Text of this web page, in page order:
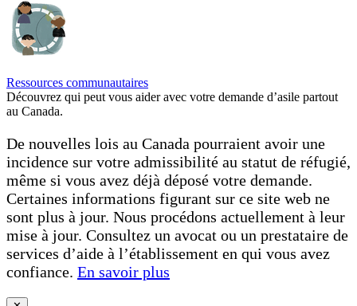
Ressources communautaires
Découvrez qui peut vous aider avec votre demande d’asile partout
au Canada.
De nouvelles lois au Canada pourraient avoir une
incidence sur votre admissibilité au statut de réfugié,
même si vous avez déjà déposé votre demande.
Certaines informations figurant sur ce site web ne
sont plus à jour. Nous procédons actuellement à leur
mise à jour. Consultez un avocat ou un prestataire de
services d’aide à l’établissement en qui vous avez
confiance. En savoir plus